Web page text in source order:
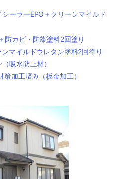
ーラーEPO＋クリーンマイルド
防カビ・防藻塗料2回塗り
マイルドウレタン塗料2回塗り
吸水防止材）
加工済み（板金加工）